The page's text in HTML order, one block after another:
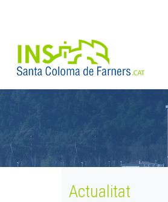
Actualitat